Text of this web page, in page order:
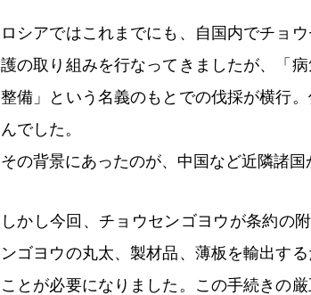
ロシアではこれまでにも、自国内でチョ
護の取り組みを行なってきましたが、「
整備」という名義のもとでの伐採が横行
んでした。
その背景にあったのが、中国など近隣諸国
しかし今回、チョウセンゴヨウが条約の
ンゴヨウの丸太、製材品、薄板を輸出す
ことが必要になりました。この手続きの